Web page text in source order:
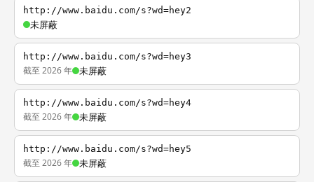
http://www.baidu.com/s?wd=hey2
未屏蔽
http://www.baidu.com/s?wd=hey3
截至 2026 年 未屏蔽
http://www.baidu.com/s?wd=hey4
截至 2026 年 未屏蔽
http://www.baidu.com/s?wd=hey5
截至 2026 年 未屏蔽